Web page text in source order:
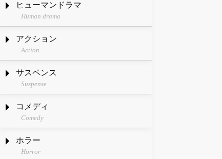
ヒューマンドラマ
Human drama
アクション
Action
サスペンス
Suspense
コメディ
Comedy
ホラー
Horror